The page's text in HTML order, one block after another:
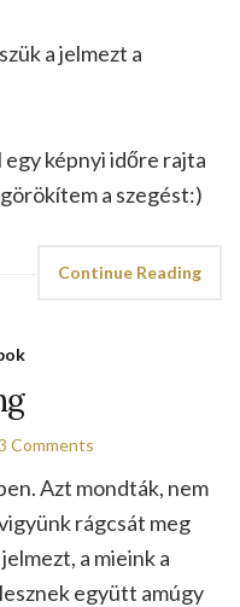
a jelmezt a
egy képnyi időre rajta
a szegést:)
Continue Reading
Comments
Azt mondták, nem
rágcsát meg
a mieink a
együtt amúgy